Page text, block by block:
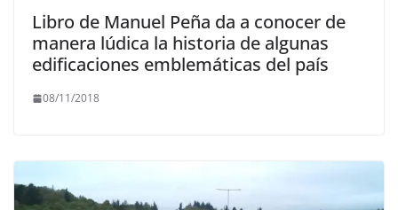
Libro de Manuel Peña da a conocer de
manera lúdica la historia de algunas
edificaciones emblemáticas del país
08/11/2018